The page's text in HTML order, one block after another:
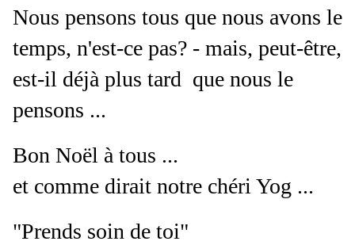
Nous pensons tous que nous avons le
temps, n'est-ce pas? - mais, peut-être,
est-il déjà plus tard que nous le
pensons ...
Bon Noël à tous ...
et comme dirait notre chéri Yog ...
"Prends soin de toi"